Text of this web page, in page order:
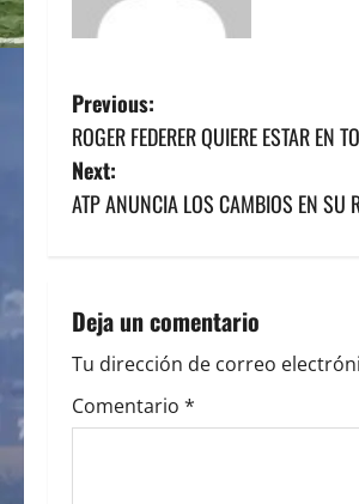
P
o
s
n
a
v
Previous:
ROGER FEDERER QUIERE ESTAR EN
Next:
ATP ANUNCIA LOS CAMBIOS EN SU
Deja un comentario
Tu dirección de correo
Comentario *